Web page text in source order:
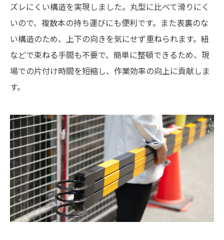
ズレにくい構造を実現しました。丸型に比べて滑りにく
いので、複数本の持ち運びにも便利です。また表裏のな
い構造のため、上下の向きを気にせず重ねられます。紐
などで束ねる手間も不要で、簡単に整頓できるため、現
場での片付け時間を短縮し、作業効率の向上に貢献しま
す。